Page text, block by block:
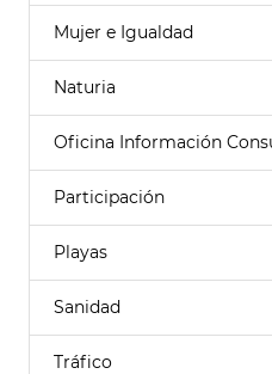
Mujer e Igualdad
Naturia
Oficina Información
Participación
Playas
Sanidad
Tráfico